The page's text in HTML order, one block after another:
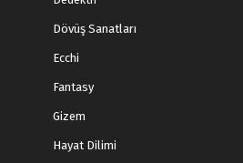
Dövüş Sanatları
Ecchi
Fantasy
Gizem
Hayat Dilimi